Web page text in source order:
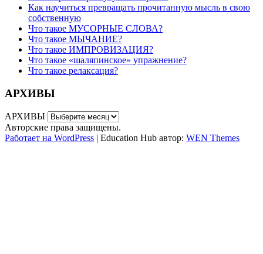
Как научиться превращать прочитанную мысль в свою
собственную
Что такое МУСОРНЫЕ СЛОВА?
Что такое МЫЧАНИЕ?
Что такое ИМПРОВИЗАЦИЯ?
Что такое «шаляпинское» упражнение?
Что такое релаксация?
АРХИВЫ
АРХИВЫ
Авторские права защищены.
Работает на WordPress | Education Hub автор: WEN Themes